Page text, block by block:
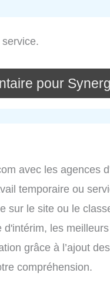
pour
avec les agences
temporaire ou
sur le site ou le
d'intérim, les
grâce à l’ajout
compréhension.